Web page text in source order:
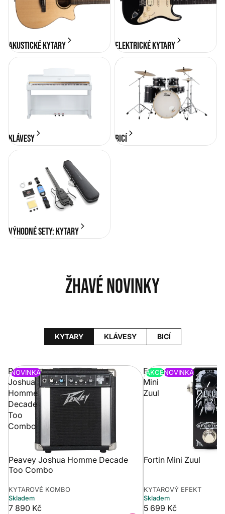
Akustické kytary Elektrické kytary
KLÁVESY
KLÁVESY
BICÍ
BICÍ
Výhodné sety: Kytary
Výhodné sety: Kytary
Žhavé novinky
KYTARY KLÁVESY BICÍ
Peavey
Joshua
Homme
Decade
Too
Combo
NOVINKA
Peavey Joshua Homme Decade
Too Combo
KYTAROVÉ KOMBO
Skladem
7 890 Kč
Fortin
Mini
Zuul
AKCENOVINKA
Fortin Mini Zuul
KYTAROVÝ EFEKT
Skladem
5 699 Kč